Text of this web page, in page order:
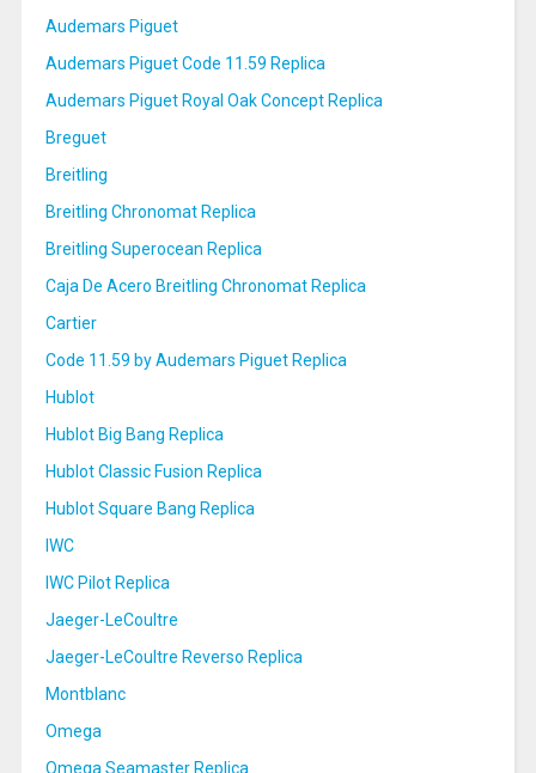
Audemars Piguet
Audemars Piguet Code 11.59 Replica
Audemars Piguet Royal Oak Concept Replica
Breguet
Breitling
Breitling Chronomat Replica
Breitling Superocean Replica
Caja De Acero Breitling Chronomat Replica
Cartier
Code 11.59 by Audemars Piguet Replica
Hublot
Hublot Big Bang Replica
Hublot Classic Fusion Replica
Hublot Square Bang Replica
IWC
IWC Pilot Replica
Jaeger-LeCoultre
Jaeger-LeCoultre Reverso Replica
Montblanc
Omega
Omega Seamaster Replica